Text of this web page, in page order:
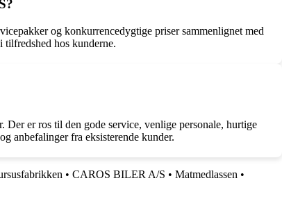
og konkurrencedygtige priser sammenlignet med
hos kunderne.
er ros til den gode service, venlige personale, hurtige
anbefalinger fra eksisterende kunder.
• CAROS BILER A/S • Matmedlassen •